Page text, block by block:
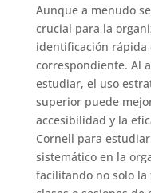
Aunque a menudo
crucial para la
identificación rápida
correspondiente. Al
estudiar, el uso
superior puede
accesibilidad y la
Cornell para
sistemático en la
facilitando no solo